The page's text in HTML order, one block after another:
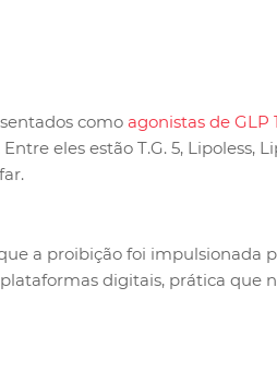
como agonistas de GLP 1
eles estão T.G. 5, Lipoless,
a proibição foi impulsionada
digitais, prática que